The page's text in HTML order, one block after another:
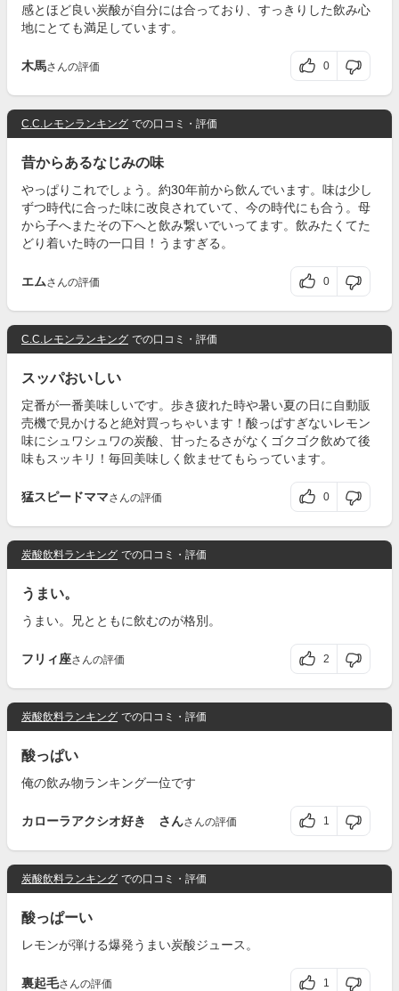
感とほど良い炭酸が自分には合っており、すっきりした飲み心
地にとても満足しています。
木馬さんの評価 0
C.C.レモンランキング での口コミ・評価
昔からあるなじみの味
やっぱりこれでしょう。約30年前から飲んでいます。味は少し
ずつ時代に合った味に改良されていて、今の時代にも合う。母
から子へまたその下へと飲み繋いでいってます。飲みたくてた
どり着いた時の一口目！うますぎる。
エムさんの評価 0
C.C.レモンランキング での口コミ・評価
スッパおいしい
定番が一番美味しいです。歩き疲れた時や暑い夏の日に自動販
売機で見かけると絶対買っちゃいます！酸っぱすぎないレモン
味にシュワシュワの炭酸、甘ったるさがなくゴクゴク飲めて後
味もスッキリ！毎回美味しく飲ませてもらっています。
猛スピードママさんの評価 0
炭酸飲料ランキング での口コミ・評価
うまい。
うまい。兄とともに飲むのが格別。
フリィ座さんの評価 2
炭酸飲料ランキング での口コミ・評価
酸っぱい
俺の飲み物ランキング一位です
カローラアクシオ好き さんさんの評価 1
炭酸飲料ランキング での口コミ・評価
酸っぱーい
レモンが弾ける爆発うまい炭酸ジュース。
裏起毛さんの評価 1